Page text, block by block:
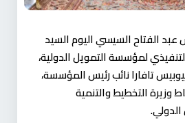
عبد الفتاح السيسي اليوم السيد
لمؤسسة التمويل الدولية،
تافارا نائب رئيس المؤسسة،
وزيرة التخطيط والتنمية